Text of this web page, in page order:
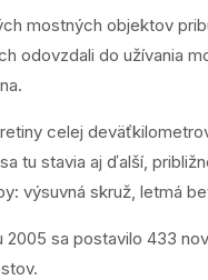
mostných objektov
odovzdali do užívania
celej
tu stavia aj ďalší,
výsuvná skruž, letmá
2005 sa postavilo 433